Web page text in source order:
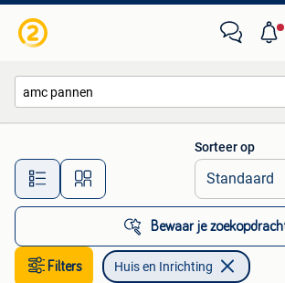
Alle afstanden…
Sorteer op
Bewaar je
Filters Huis en Inrichting